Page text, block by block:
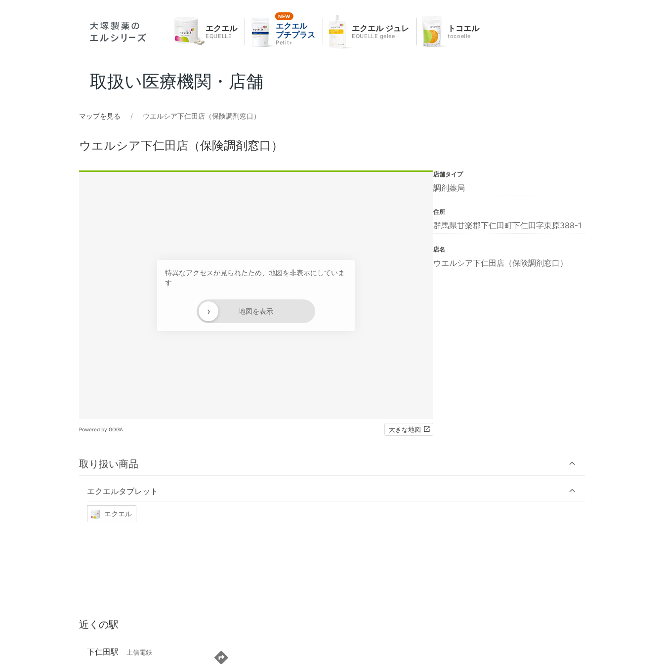
エクエル
EQUELLE
エクエル
プチプラス
Petit+
エクエル ジュレ
EQUELLE gelée
トコエル
tocoelle
取扱い医療機関・店舗
マップを見る ウエルシア下仁田店（保険調剤窓口）
ウエルシア下仁田店（保険調剤窓口）
特異なアクセスが見られたため、地図を非表示にしていま
す
地図を表示
›
Powered by GOGA 大きな地図
取り扱い商品
エクエルタブレット
エクエル
店舗タイプ
調剤薬局
住所
群馬県甘楽郡下仁田町下仁田字東原388-1
店名
ウエルシア下仁田店（保険調剤窓口）
近くの駅
下仁田駅 上信電鉄